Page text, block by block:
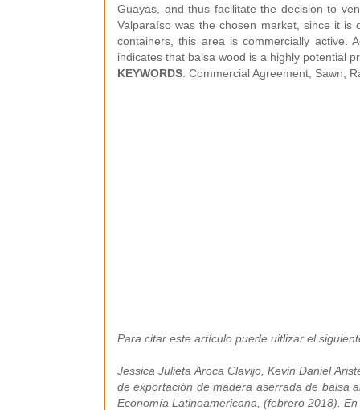
Guayas, and thus facilitate the decision to
Valparaíso was the chosen market, since it
containers, this area is commercially active.
indicates that balsa wood is a highly potential
KEYWORDS: Commercial Agreement, Sawn,
Para citar este artículo puede uitlizar el
Jessica Julieta Aroca Clavijo, Kevin Daniel
de exportación de madera aserrada de balsa
Economía Latinoamericana, (febrero 2018).